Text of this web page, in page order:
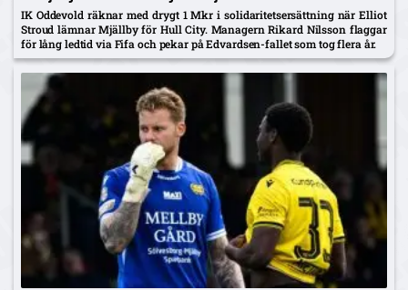
IK Oddevold räknar med drygt 1 Mkr i solidaritetsersättning när Elliot
Stroud lämnar Mjällby för Hull City. Managern Rikard Nilsson flaggar
för lång ledtid via Fifa och pekar på Edvardsen-fallet som tog flera år.